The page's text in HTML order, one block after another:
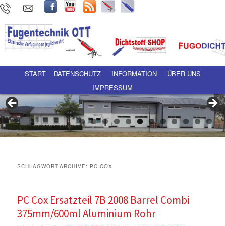
Hauptmenü Zum Inhalt wechseln
Zum sekundären Inhalt wechseln
START DATENSCHUTZ INFORMATION
ÜBER UNS
IMPRESSUM
SCHLAGWORT-ARCHIVE: PC COX
PC Cox Ersatzteil 7B 2008 Barrel Combi
375mm/600ml Aluminium Rohr